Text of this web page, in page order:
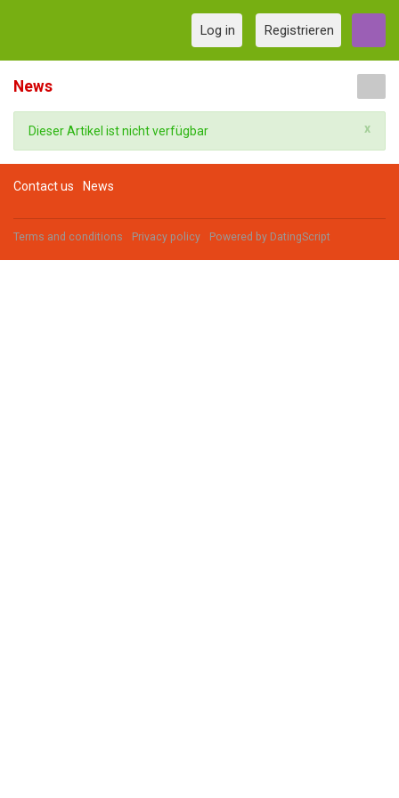
Log in Registrieren
News
x
Dieser Artikel ist nicht verfügbar
Contact us News
Terms and conditions Privacy policy Powered by DatingScript